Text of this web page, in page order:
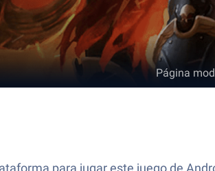
Página
para jugar este juego de